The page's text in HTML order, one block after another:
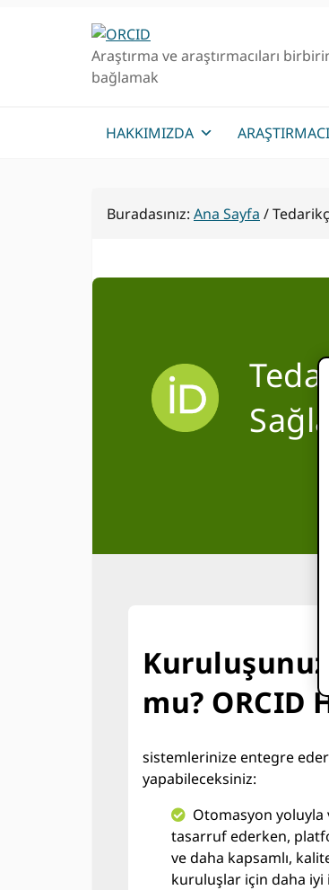
Araştırma ve araştırmacıları
bağlamak
HAKKIMIZDA
Buradasınız: Ana Sayfa /
Kuruluşunuz
mu? ORCID
sistemlerinize entegre
yapabileceksiniz:
Otomasyon yoluyla
tasarruf ederken,
ve daha kapsamlı,
kuruluşlar için daha